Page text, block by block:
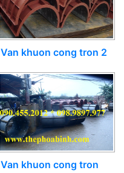
Van khuon cong tron 2
Van khuon cong tron